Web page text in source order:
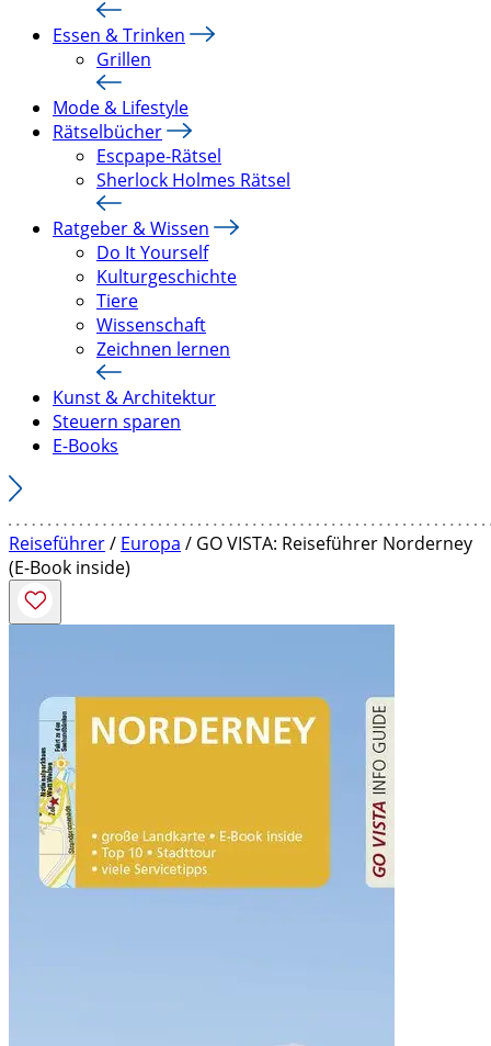
Essen & Trinken
Grillen
Mode & Lifestyle
Rätselbücher
Escpape-Rätsel
Sherlock Holmes Rätsel
Ratgeber & Wissen
Do It Yourself
Kulturgeschichte
Tiere
Wissenschaft
Zeichnen lernen
Kunst & Architektur
Steuern sparen
E-Books
Reiseführer/ Europa / GO VISTA: Reiseführer Norderney
(E-Book inside)